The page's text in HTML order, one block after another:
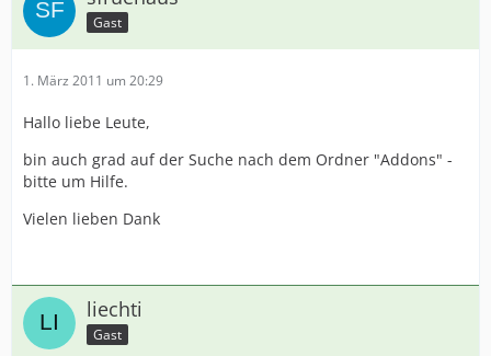
Gast
1. März 2011 um 20:29
Hallo liebe Leute,
bin auch grad auf der Suche nach dem Ordner "Addons" -
bitte um Hilfe.
Vielen lieben Dank
liechti
Gast